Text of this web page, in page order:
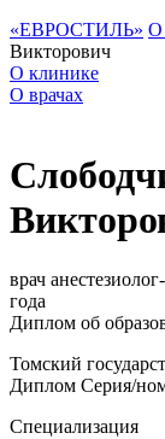
«ЕВРОСТИЛЬ» О
Викторович
О клинике
О врачах
врач
года
Диплом об
Томский
Диплом Серия/
Специализация